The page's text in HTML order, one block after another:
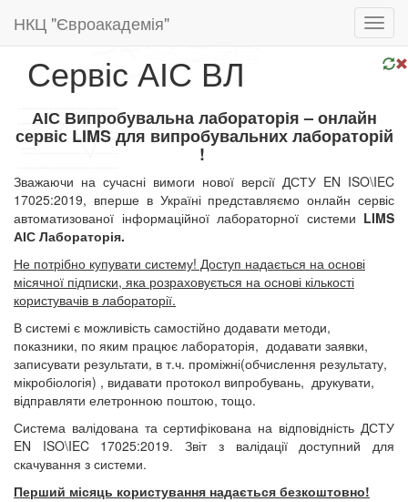
НКЦ "Євроакадемія"
Сервіс АІС ВЛ
АІС Випробувальна лабораторія – онлайн
сервіс LIMS для випробувальних лабораторій
!
Зважаючи на сучасні вимоги нової версії ДСТУ EN ISO\IEC
17025:2019, вперше в Україні представляємо онлайн сервіс
автоматизованої інформаційної лабораторної системи LIMS
АІС Лабораторія.
Не потрібно купувати систему! Доступ надається на основі
місячної підписки, яка розраховується на основі кількості
користувачів в лабораторії.
В системі є можливість самостійно додавати методи,
показники, по яким працює лабораторія, додавати заявки,
записувати результати, в т.ч. проміжні(обчислення результату,
мікробіологія) , видавати протокол випробувань, друкувати,
відправляти елетронною поштою, тощо.
Система валідована та сертифікована на відповідність ДСТУ
EN ISO\IEC 17025:2019. Звіт з валідації доступний для
скачування з системи.
Перший місяць користування надається безкоштовно!